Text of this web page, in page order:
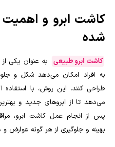
کاشت ابرو و اهمیت
شده
کاشت ابرو طبیعی
به عنوان یکی
به افراد امکان می‌دهد شکل و
طراحی کنند. این روش، با استفاده
می‌دهد تا از ابروهای جدید و
پس از انجام عمل کاشت ابرو،
بهینه و جلوگیری از هر گونه